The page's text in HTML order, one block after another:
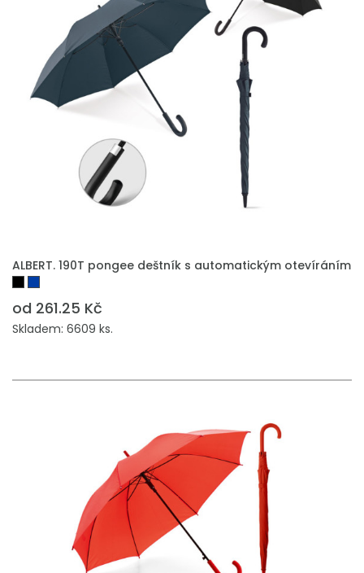
ALBERT. 190T pongee deštník s automatickým otevíráním
od 261.25 Kč
Skladem: 6609 ks.